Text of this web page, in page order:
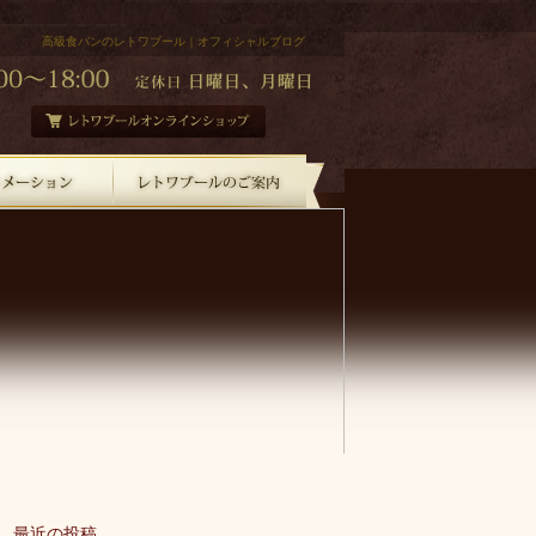
高級食パンのレトワブール｜オフィシャルブログ